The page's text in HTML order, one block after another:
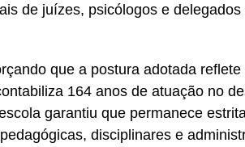
de juízes, psicólogos e
que a postura adotada
164 anos de atuação no
garantiu que permanece
disciplinares e